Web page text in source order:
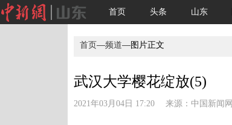
首页 头条 山东
首页—频道—图片正文
武汉大学樱花绽放(5)
2021年03月04日 17:20 来源： 中国新闻网